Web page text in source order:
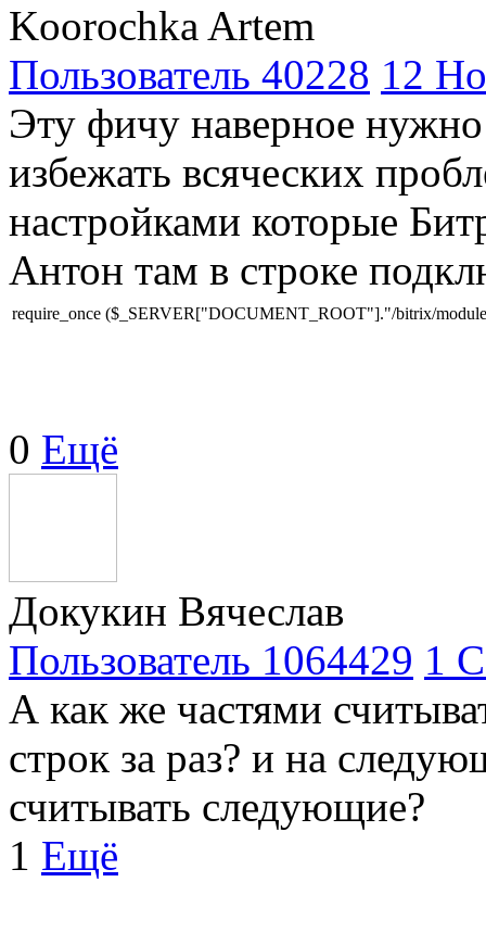
Koorochka Artem
Пользователь 40228 12
Эту фичу наверное нужно
избежать всяческих
настройками которые
Антон там в строке
require_once ($_SERVER["DOCUMENT_ROOT"]."/bitrix/
0 Ещё
Докукин Вячеслав
Пользователь 1064429 1
А как же частями
строк за раз? и на
считывать следующие?
1 Ещё